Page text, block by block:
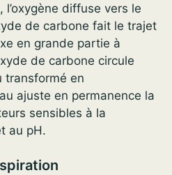
diffuse vers le
de carbone fait le trajet
en grande partie à
de carbone circule
transformé en
ajuste en permanence la
sensibles à la
au pH.